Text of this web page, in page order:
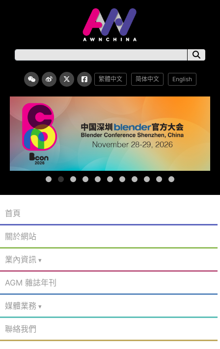
繁體中文 简体中文 English
首頁
關於網站
業內資訊
AGM 雜誌年刊
媒體業務
聯絡我們